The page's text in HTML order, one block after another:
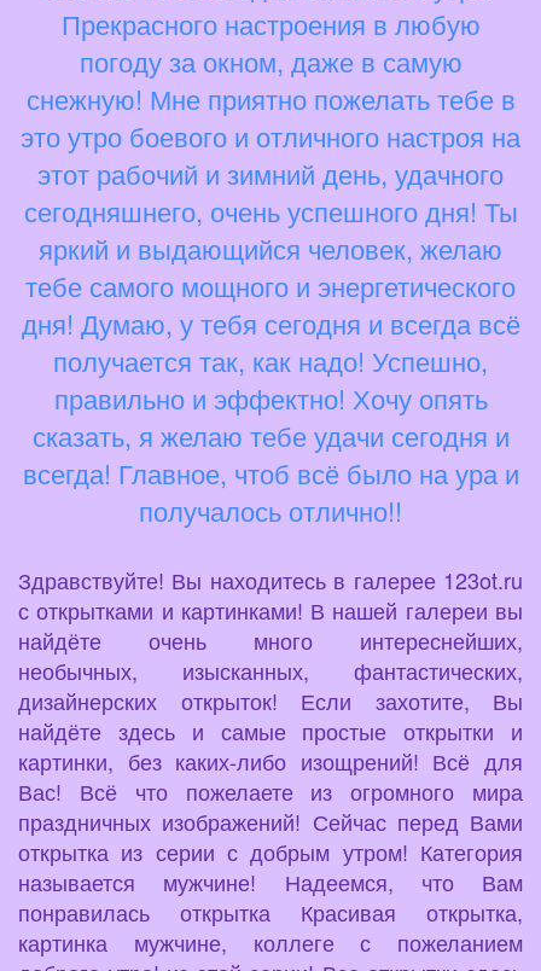
Прекрасного настроения в любую
погоду за окном, даже в самую
снежную! Мне приятно пожелать тебе в
это утро боевого и отличного настроя на
этот рабочий и зимний день, удачного
сегодняшнего, очень успешного дня! Ты
яркий и выдающийся человек, желаю
тебе самого мощного и энергетического
дня! Думаю, у тебя сегодня и всегда всё
получается так, как надо! Успешно,
правильно и эффектно! Хочу опять
сказать, я желаю тебе удачи сегодня и
всегда! Главное, чтоб всё было на ура и
получалось отлично!!
Здравствуйте! Вы находитесь в галерее 123ot.ru
с открытками и картинками! В нашей галереи вы
найдёте очень много интереснейших,
необычных, изысканных, фантастических,
дизайнерских открыток! Если захотите, Вы
найдёте здесь и самые простые открытки и
картинки, без каких-либо изощрений! Всё для
Вас! Всё что пожелаете из огромного мира
праздничных изображений! Сейчас перед Вами
открытка из серии с добрым утром! Категория
называется мужчине! Надеемся, что Вам
понравилась открытка Красивая открытка,
картинка мужчине, коллеге с пожеланием